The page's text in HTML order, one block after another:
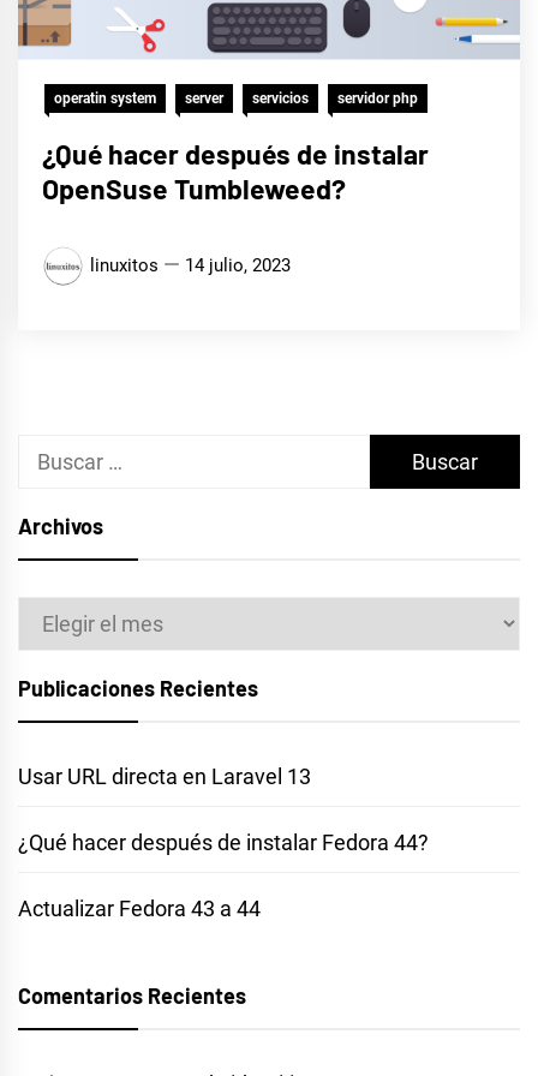
operatin system server servicios servidor php
¿Qué hacer después de instalar
OpenSuse Tumbleweed?
linuxitos 14 julio, 2023
Buscar:
Archivos
Archivos
Publicaciones Recientes
Usar URL directa en Laravel 13
¿Qué hacer después de instalar Fedora 44?
Actualizar Fedora 43 a 44
Comentarios Recientes